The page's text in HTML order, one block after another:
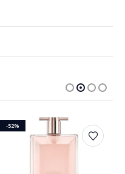
-52%